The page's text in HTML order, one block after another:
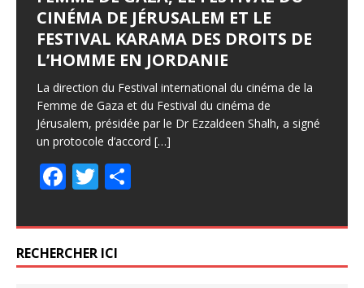
CINÉMA DE JÉRUSALEM ET LE
FESTIVAL KARAMA DES DROITS DE
L’HOMME EN JORDANIE
La direction du Festival international du cinéma de la
Femme de Gaza et du Festival du cinéma de
Jérusalem, présidée par le Dr Ezzaldeen Shalh, a signé
un protocole d’accord […]
F
e
b
T
itt
er
ta
Par : WMC avec TAP – 4 août 2026 L’actrice tunisienne
Eya Bellagha a remporté lundi soir le Prix de la
meilleure actrice pour son premier rôle principal dans le
F
ac
e
b
o
o
k
T
w
itt
er
P
ar
er
Lequotidien – mercredi 5 août 2026 Les inscriptions à
la 37° édition sont ouvertes jusqu’au 15 septembre, en
prélude à un rendez-vous qui célébrera les 60 ans du
F
ac
e
b
o
o
k
T
w
itt
er
P
ar
er
Amateurs (FTCA – Club Bab Lassal).
F
ac
e
b
o
o
T
w
itt
er
P
ar
ta
g
er
almatar alakhir (téléfilm), de Slaheddine Essid (Khadija).
1995[…]
F
ac
e
b
o
o
k
T
w
itt
er
P
ar
ta
g
RECHERCHER ICI